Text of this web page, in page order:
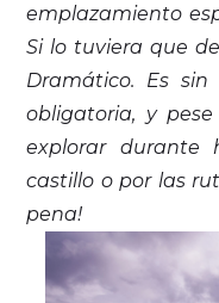
emplazamiento
Si lo tuviera que
Dramático. Es
obligatoria, y
explorar durante
castillo o por las
pena!